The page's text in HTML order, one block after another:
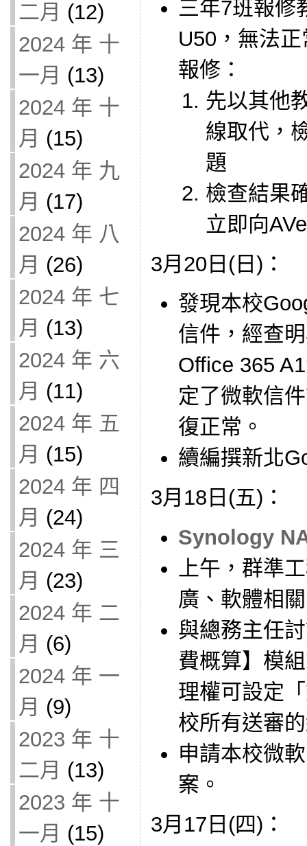
二月 (12)
2024 年 十
一月 (13)
2024 年 十
月 (15)
2024 年 九
月 (17)
2024 年 八
月 (26)
2024 年 七
月 (13)
2024 年 六
月 (11)
2024 年 五
月 (15)
2024 年 四
月 (24)
2024 年 三
月 (23)
2024 年 二
月 (6)
2024 年 一
月 (9)
2023 年 十
二月 (13)
2023 年 十
一月 (15)
三年7班報修
U50，無法
報修：
先以其他
線取代，
題
檢查結果
立即向
3月20日(日)：
發現本校
信件，經查
Office 365
定了微軟信
復正常。
續編撰新北
3月18日(五)：
Synology
上午，群準
廣、軟體相
與總務主任
費概算】模
理權可設定
校所有送審
申請本校微
案。
3月17日(四)：